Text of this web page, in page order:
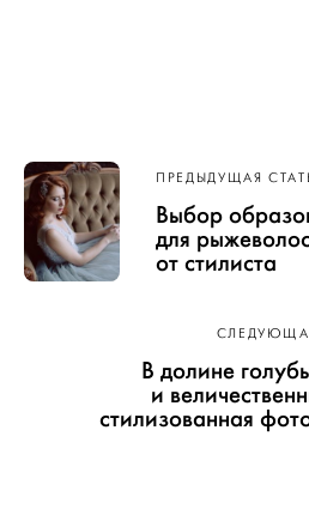
Навигация
по записям
ПРЕДЫДУЩАЯ
Выбор
для
от стилиста
В долине
и
стилизованная